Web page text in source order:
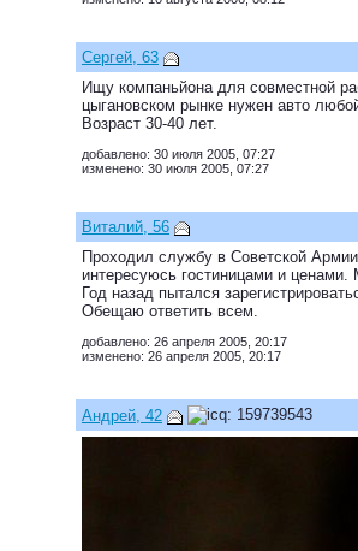
Сергей, 63
Ищу компаньйона для совместной
цыгановском рынке нужен авто
Возраст 30-40 лет.
добавлено: 30 июля 2005, 07:27
изменено: 30 июля 2005, 07:27
Виталий, 56
Проходил службу в Советской
интересуюсь гостиницами и
Год назад пытался
Обещаю ответить всем.
добавлено: 26 апреля 2005, 20:17
изменено: 26 апреля 2005, 20:17
Андрей, 42